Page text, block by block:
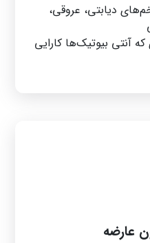
دیابتی، عروقی،
آنتی بیوتیک‌ها کارایی
عارضه